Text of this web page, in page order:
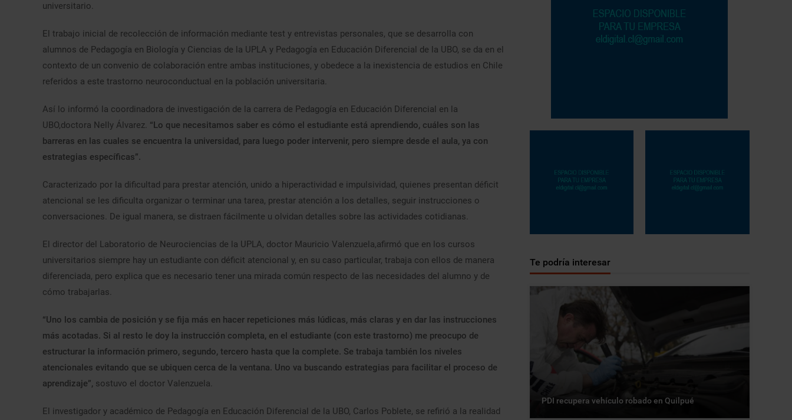
universitario.
El trabajo inicial de recolección de información mediante test y entrevistas personales, que se desarrolla con
alumnos de Pedagogía en Biología y Ciencias de la UPLA y Pedagogía en Educación Diferencial de la UBO, se da en el
contexto de un convenio de colaboración entre ambas instituciones, y obedece a la inexistencia de estudios en Chile
referidos a este trastorno neuroconductual en la población universitaria.
Así lo informó la coordinadora de investigación de la carrera de Pedagogía en Educación Diferencial en la
UBO,doctora Nelly Álvarez. “Lo que necesitamos saber es cómo el estudiante está aprendiendo, cuáles son las
barreras en las cuales se encuentra la universidad, para luego poder intervenir, pero siempre desde el aula, ya con
estrategias específicas”.
Caracterizado por la dificultad para prestar atención, unido a hiperactividad e impulsividad, quienes presentan déficit
atencional se les dificulta organizar o terminar una tarea, prestar atención a los detalles, seguir instrucciones o
conversaciones. De igual manera, se distraen fácilmente u olvidan detalles sobre las actividades cotidianas.
El director del Laboratorio de Neurociencias de la UPLA, doctor Mauricio Valenzuela,afirmó que en los cursos
universitarios siempre hay un estudiante con déficit atencional y, en su caso particular, trabaja con ellos de manera
diferenciada, pero explica que es necesario tener una mirada común respecto de las necesidades del alumno y de
cómo trabajarlas.
“Uno los cambia de posición y se fija más en hacer repeticiones más lúdicas, más claras y en dar las instrucciones
más acotadas. Si al resto le doy la instrucción completa, en el estudiante (con este trastorno) me preocupo de
estructurar la información primero, segundo, tercero hasta que la complete. Se trabaja también los niveles
atencionales evitando que se ubiquen cerca de la ventana. Uno va buscando estrategias para facilitar el proceso de
aprendizaje”, sostuvo el doctor Valenzuela.
El investigador y académico de Pedagogía en Educación Diferencial de la UBO, Carlos Poblete, se refirió a la realidad
Te podría interesar
PDI recupera vehículo robado en Quilpué